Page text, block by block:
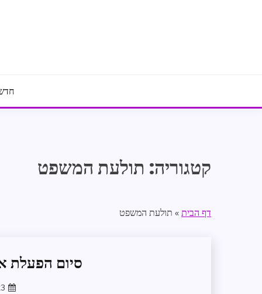
קטגוריה: תולעת המשפט
דף הבית » תולעת המשפט
סיום הפעלת